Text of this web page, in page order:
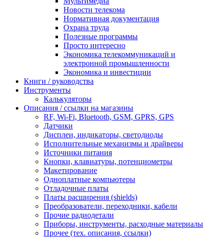
Новости телекома
Нормативная документация
Охрана труда
Полезные программы
Просто интересно
Экономика телекоммуникаций и
электронной промышленности
Экономика и инвестиции
Книги / руководства
Инструменты
Калькуляторы
Описания / ссылки на магазины
RF, Wi-Fi, Bluetooth, GSM, GPRS, GPS
Датчики
Дисплеи, индикаторы, светодиоды
Исполнительные механизмы и драйверы
Источники питания
Кнопки, клавиатуры, потенциометры
Макетирование
Одноплатные компьютеры
Отладочные платы
Платы расширения (shields)
Преобразователи, переходники, кабели
Прочие радиодетали
Приборы, инструменты, расходные материалы
Прочее (тех. описания, ссылки)